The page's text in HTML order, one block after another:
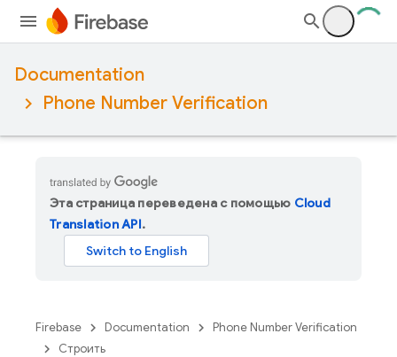
Documentation
Phone Number Verification
Эта страница переведена с помощью Cloud
Translation API.
Firebase Documentation
Phone Number Verification
Строить